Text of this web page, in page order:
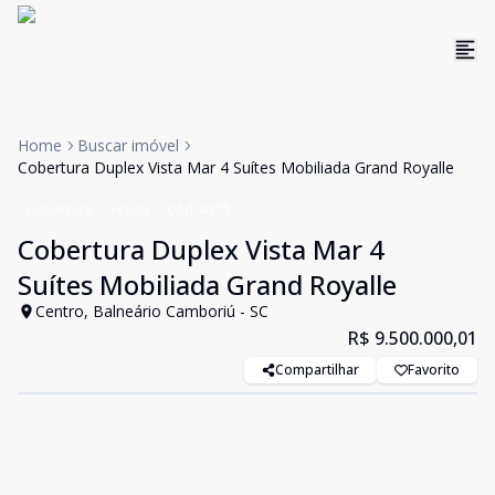
Home
Buscar imóvel
Cobertura Duplex Vista Mar 4 Suítes Mobiliada Grand Royalle
Cobertura Duplex Vista Mar 4
Suítes Mobiliada Grand Royalle
Centro, Balneário Camboriú - SC
R$ 9.500.000,01
Compartilhar Favorito